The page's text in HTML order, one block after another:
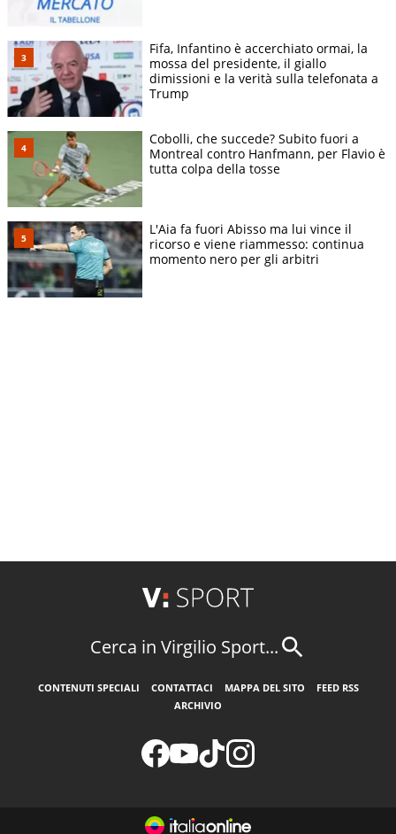
Fifa, Infantino è accerchiato ormai, la
mossa del presidente, il giallo
dimissioni e la verità sulla telefonata a
Trump
Cobolli, che succede? Subito fuori a
Montreal contro Hanfmann, per Flavio è
tutta colpa della tosse
L'Aia fa fuori Abisso ma lui vince il
ricorso e viene riammesso: continua
momento nero per gli arbitri
Cerca in Virgilio Sport...
CONTENUTI SPECIALI CONTATTACI MAPPA DEL SITO
FEED RSS
ARCHIVIO